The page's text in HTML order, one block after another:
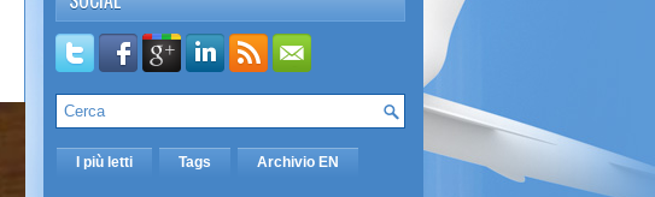
I più letti Tags Archivio EN